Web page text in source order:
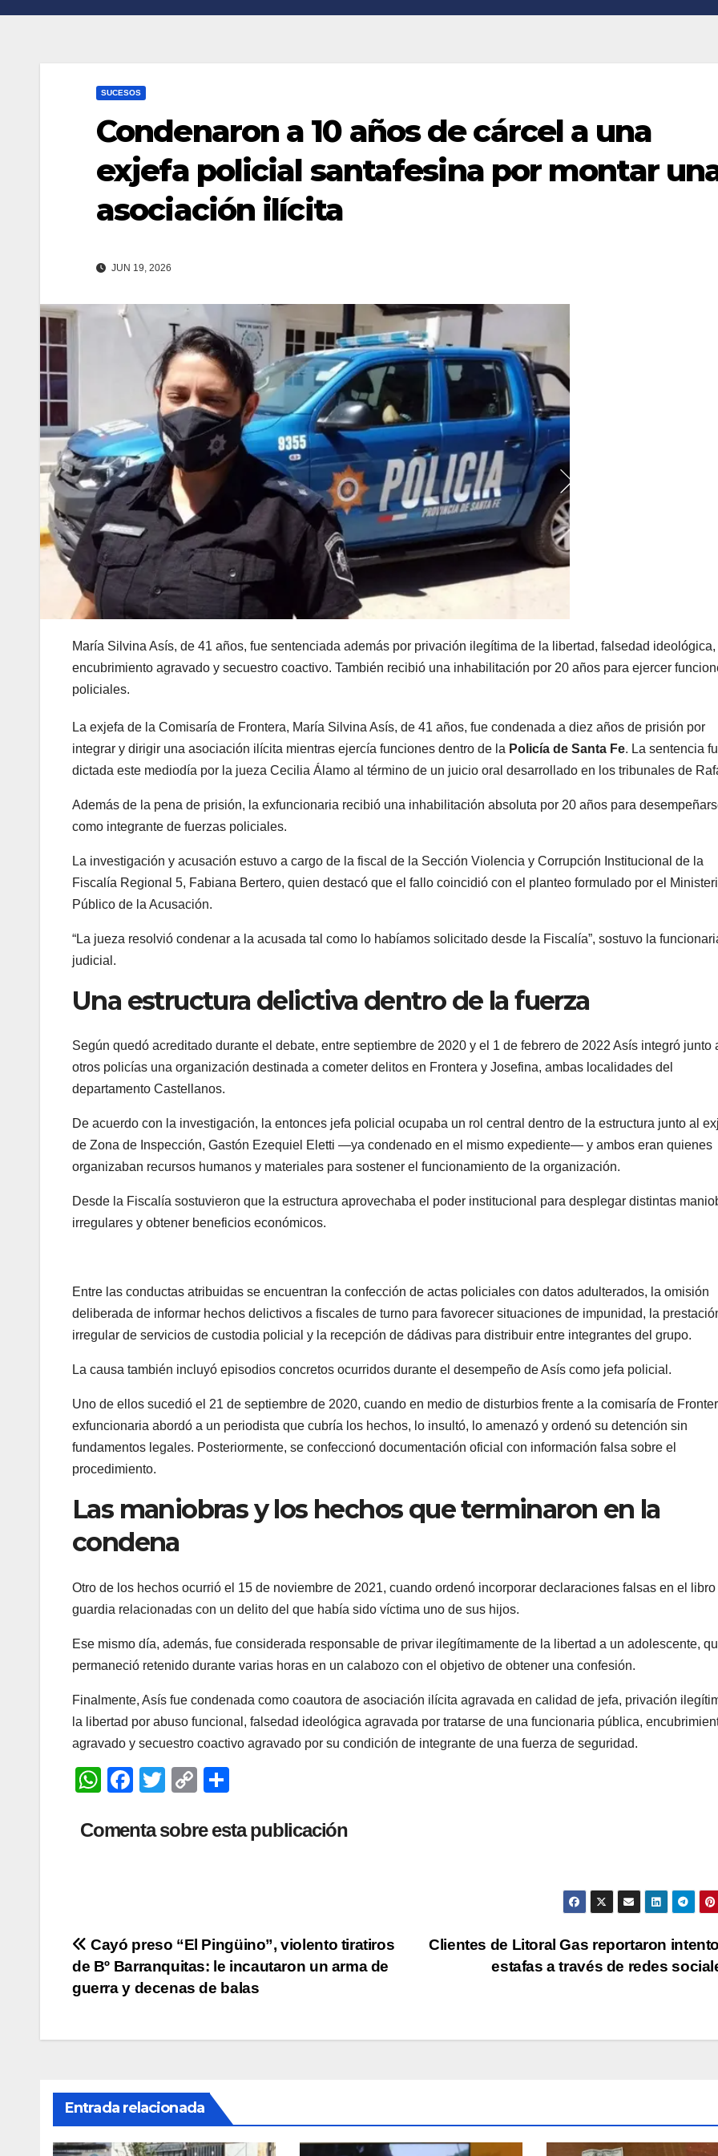
SUCESOS
Condenaron a 10 años de cárcel a una
exjefa policial santafesina por montar
asociación ilícita
JUN 19, 2026
María Silvina Asís, de 41 años, fue sentenciada además por privación ilegítima de la libertad, falsedad ideológica,
encubrimiento agravado y secuestro coactivo. También recibió una inhabilitación por 20 años para ejercer
policiales.
La exjefa de la Comisaría de Frontera, María Silvina Asís, de 41 años, fue condenada a diez años de prisión por
integrar y dirigir una asociación ilícita mientras ejercía funciones dentro de la Policía de Santa Fe. La sentencia
dictada este mediodía por la jueza Cecilia Álamo al término de un juicio oral desarrollado en los tribunales de
Además de la pena de prisión, la exfuncionaria recibió una inhabilitación absoluta por 20 años para
como integrante de fuerzas policiales.
La investigación y acusación estuvo a cargo de la fiscal de la Sección Violencia y Corrupción Institucional de la
Fiscalía Regional 5, Fabiana Bertero, quien destacó que el fallo coincidió con el planteo formulado por el
Público de la Acusación.
“La jueza resolvió condenar a la acusada tal como lo habíamos solicitado desde la Fiscalía”, sostuvo la
judicial.
Una estructura delictiva dentro de la fuerza
Según quedó acreditado durante el debate, entre septiembre de 2020 y el 1 de febrero de 2022 Asís integró junto
otros policías una organización destinada a cometer delitos en Frontera y Josefina, ambas localidades del
departamento Castellanos.
De acuerdo con la investigación, la entonces jefa policial ocupaba un rol central dentro de la estructura junto al
de Zona de Inspección, Gastón Ezequiel Eletti —ya condenado en el mismo expediente— y ambos eran quienes
organizaban recursos humanos y materiales para sostener el funcionamiento de la organización.
Desde la Fiscalía sostuvieron que la estructura aprovechaba el poder institucional para desplegar distintas
irregulares y obtener beneficios económicos.
Entre las conductas atribuidas se encuentran la confección de actas policiales con datos adulterados, la omisión
deliberada de informar hechos delictivos a fiscales de turno para favorecer situaciones de impunidad, la
irregular de servicios de custodia policial y la recepción de dádivas para distribuir entre integrantes del grupo.
La causa también incluyó episodios concretos ocurridos durante el desempeño de Asís como jefa policial.
Uno de ellos sucedió el 21 de septiembre de 2020, cuando en medio de disturbios frente a la comisaría de
exfuncionaria abordó a un periodista que cubría los hechos, lo insultó, lo amenazó y ordenó su detención sin
fundamentos legales. Posteriormente, se confeccionó documentación oficial con información falsa sobre el
procedimiento.
Las maniobras y los hechos que terminaron en la
condena
Otro de los hechos ocurrió el 15 de noviembre de 2021, cuando ordenó incorporar declaraciones falsas en el libro
guardia relacionadas con un delito del que había sido víctima uno de sus hijos.
Ese mismo día, además, fue considerada responsable de privar ilegítimamente de la libertad a un adolescente,
permaneció retenido durante varias horas en un calabozo con el objetivo de obtener una confesión.
Finalmente, Asís fue condenada como coautora de asociación ilícita agravada en calidad de jefa, privación
la libertad por abuso funcional, falsedad ideológica agravada por tratarse de una funcionaria pública,
agravado y secuestro coactivo agravado por su condición de integrante de una fuerza de seguridad.
W
at
F
c
k
T
tt
C
p
k
m
Comenta sobre esta publicación
Navegación
de
Clientes de Litoral Gas reportaron
estafas a través de redes
Cayó preso “El Pingüino”, violento tiratiros
de Bº Barranquitas: le incautaron un arma de
guerra y decenas de balas
Entrada relacionada
n